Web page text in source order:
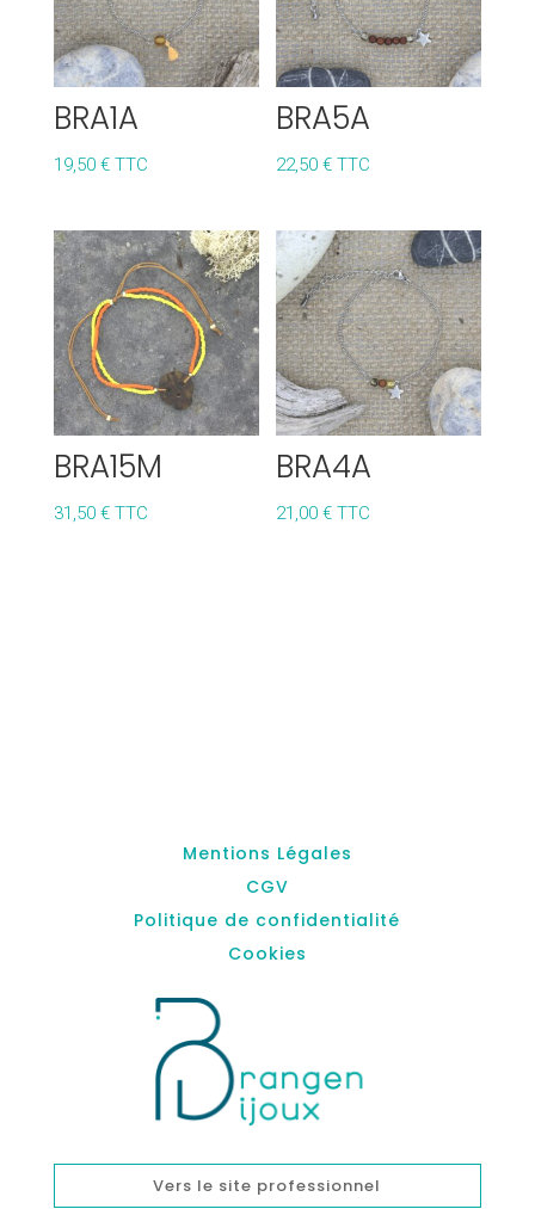
BRA1A
19,50 € TTC
BRA5A
22,50€ TTC
BRA15M
31,50 € TTC
BRA4A
21,00€ TTC
Mentions Légales
CGV
Politique de confidentialité
Cookies
Vers le site professionnel